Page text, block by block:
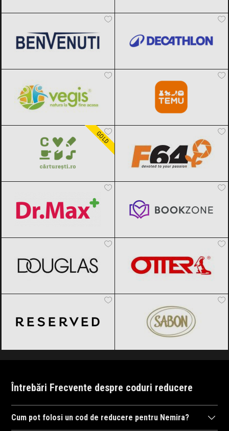
GOLD
Întrebări Frecvente despre coduri reducere
Cum pot folosi un cod de reducere pentru Nemira?